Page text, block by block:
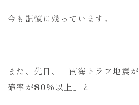
今も記憶に残っています。
また、先日、「南海トラフ地震が
確率が80％以上」と